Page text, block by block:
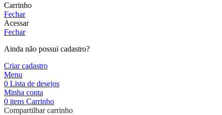
Carrinho
Fechar
Acessar
Fechar
Ainda não possui cadastro?
Criar cadastro
Menu
0 Lista de desejos
Minha conta
0 itens Carrinho
Compartilhar carrinho